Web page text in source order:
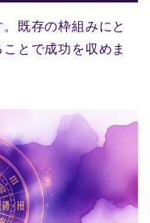
既存の枠組みにと
とで成功を収めま